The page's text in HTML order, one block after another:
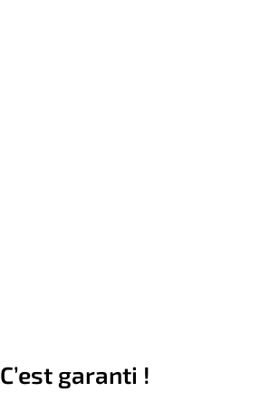
C’est garanti !